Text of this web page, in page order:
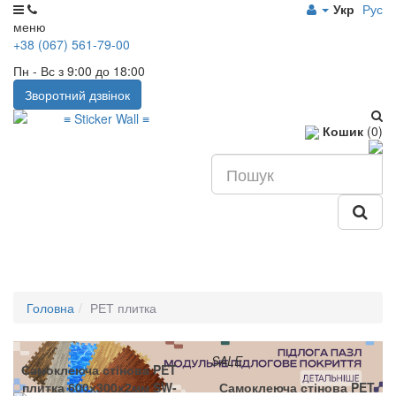
меню
Укр Рус
+38 (067) 561-79-00
Пн - Вс з 9:00 до 18:00
Зворотний дзвінок
Кошик (0)
Головна РЕТ плитка
Самоклеюча стінова PET
плитка 600х300х2мм SW-
SALE
Самоклеюча стінова PET